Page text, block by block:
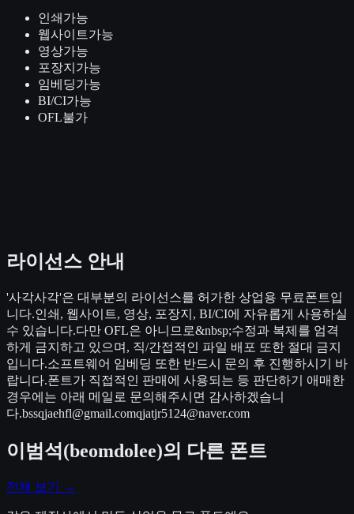
인쇄 가능
웹사이트가능
영상가능
포장지 가능
임베딩가능
BI/CI가능
OFL불가
라이선스 안내
'사각사각'은 대부분의 라이선스를 허가한 상업용 무료폰트입
니다.인쇄, 웹사이트, 영상, 포장지, BI/CI에 자유롭게 사용하실
수 있습니다.다만 OFL은 아니므로&nbsp;수정과 복제를 엄격
하게 금지하고 있으며, 직/간접적인 파일 배포 또한 절대 금지
입니다.소프트웨어 임베딩 또한 반드시 문의 후 진행하시기 바
랍니다.폰트가 직접적인 판매에 사용되는 등 판단하기 애매한
경우에는 아래 메일로 문의해주시면 감사하겠습니
다.bssqjaehfl@gmail.comqjatjr5124@naver.com
이범석(beomdolee)의 다른 폰트
전체 보기 →